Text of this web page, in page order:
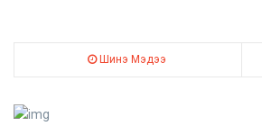
Шинэ Мэдээ